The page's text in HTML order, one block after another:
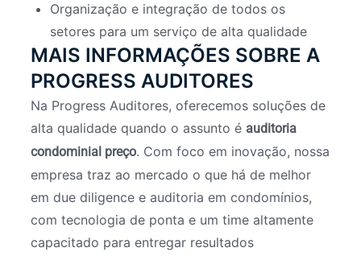
Organização e integração de todos os
setores para um serviço de alta qualidade
MAIS INFORMAÇÕES SOBRE A
PROGRESS AUDITORES
Na Progress Auditores, oferecemos soluções de
alta qualidade quando o assunto é auditoria
condominial preço. Com foco em inovação, nossa
empresa traz ao mercado o que há de melhor
em due diligence e auditoria em condomínios,
com tecnologia de ponta e um time altamente
capacitado para entregar resultados